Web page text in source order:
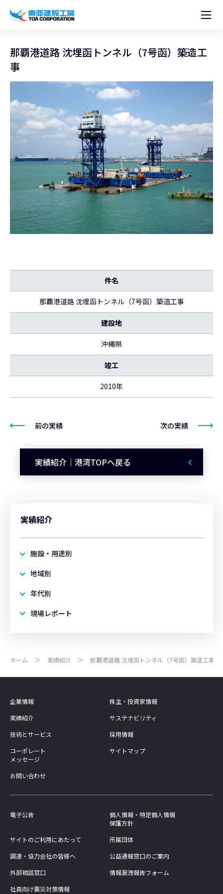
経営理念
トップメッセージ
労働安全衛生・環境・品質方針
プレスリリース
営業種目
組織図
ネットワーク
役員一覧
コーポレートメッセージ
沿革
東亜坊や
シンボルマーク「三羽の鶴」
関連書籍
東亜の歩み ～From 1908 to 2008～
株主・投資家情報
トップメッセージ
中期経営計画資料
IRニュース
最新IR資料
IRカレンダー
シェアードリサーチレポート
経営方針
IRライブラリー
IRイベント
IRサポート
ESGに関する外部評価
実績紹介
施設・用途別
海外から探す
年代別
現場レポート
サステナビリティ
トップメッセージ
サステナビリティ経営
重要課題とKPI
DX戦略
統合報告書
環境行動規範
環境マネジメント
カーボンニュートラルへの取組み
生物多様性
（自然関連の情報開示）
人権の尊重
人材育成
健康経営
労働安全衛生
品質向上
サプライチェーン・マネジメント
パートナーシップ構築宣言
マルチステークホルダー方針
コーポレートガバナンス
コンプライアンス
リスクマネジメント
情報セキュリティ
AI活用ポリシー
社会貢献活動
ESGに関する外部評価
技術とサービス
施設・用途から探す
土木技術一覧
所有船舶一覧
海の相談室
冷蔵倉庫の相談室
冷蔵倉庫をつくりたい
お問い合わせ
新卒・第二新卒採用情報
キャリア採用
障がい者採用
カムバック採用
Careers (English)
コーポレートメッセージ
那覇港道路 沈埋函トンネル（7号函）築造工
事
件名
那覇港道路 沈埋函トンネル（7号函）築造工事
建設地
沖縄県
竣工
2010年
前の実績
実績紹介｜港湾TOPへ戻る
次の実績
実績紹介
施設・用途別
地域別
年代別
現場レポート
ホーム 実績紹介 那覇港道路 沈埋函トンネル（7号函）築造工事
企業情報
株主・投資家情報
実績紹介
サステナビリティ
技術とサービス
採用情報
コーポレート
メッセージ
サイトマップ
お問い合わせ
電子公告
個人情報・特定個人情報
保護方針
サイトのご利用にあたって
所属団体
調達・協力会社の皆様へ
公益通報窓口のご案内
外部相談窓口
情報漏洩報告フォーム
社員向け震災対策情報